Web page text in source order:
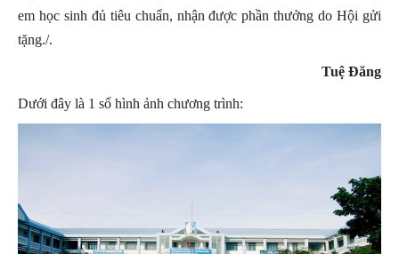
em học sinh đủ tiêu chuẩn, nhận được phần thưởng do Hội gửi
tặng./.
Tuệ Đăng
Dưới đây là 1 số hình ảnh chương trình: